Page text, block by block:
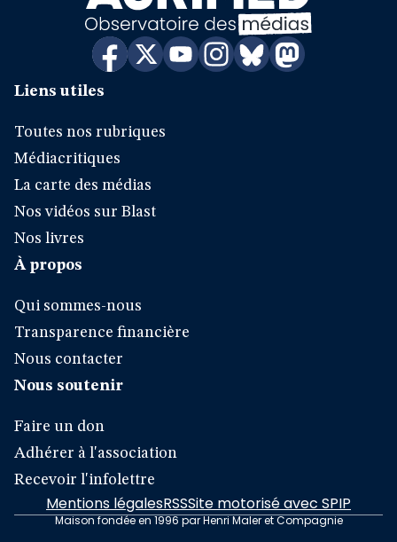
Liens utiles
Toutes nos rubriques
Médiacritiques
La carte des médias
Nos vidéos sur Blast
Nos livres
À propos
Qui sommes-nous
Transparence financière
Nous contacter
Nous soutenir
Faire un don
Adhérer à l'association
Recevoir l'infolettre
Mentions légalesRSSSite motorisé avec SPIP
Maison fondée en 1996 par Henri Maler et Compagnie